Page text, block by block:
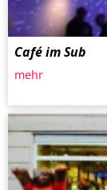
Café im Sub
mehr